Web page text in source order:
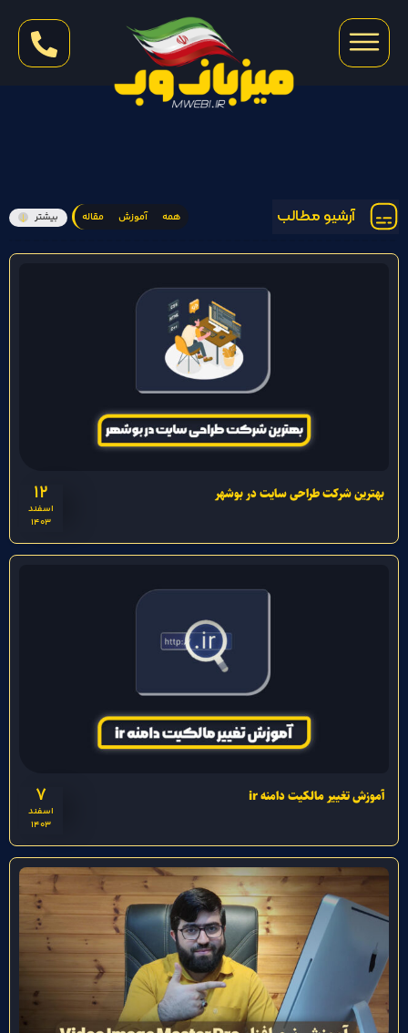
آرشیو مطالب همه آموزش مقاله بیشتر
12
اسفند
1403
بهترین شرکت طراحی سایت در بوشهر
7
اسفند
1403
آموزش تغییر مالکیت دامنه ir